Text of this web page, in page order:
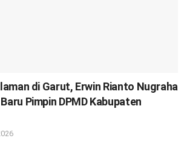
di Garut, Erwin Rianto Nugraha
Pimpin DPMD Kabupaten